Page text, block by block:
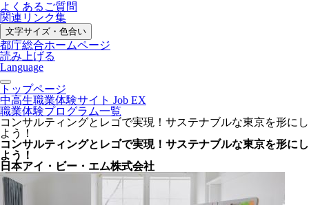
よくあるご質問
関連リンク集
文字サイズ・色合い
都庁総合ホームページ
読み上げる
Language
トップページ
中高生職業体験サイト Job EX
職業体験プログラム一覧
コンサルティングとレゴで実現！サステナブルな東京を形にし
よう！
コンサルティングとレゴで実現！サステナブルな東京を形にし
よう！
日本アイ・ビー・エム株式会社